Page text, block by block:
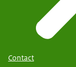
Contact